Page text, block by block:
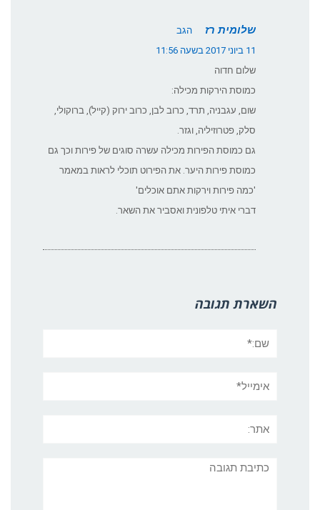
שלומית רז
הגב
11 ביוני 2017 בשעה 11:56
שלום חדוה
כמוסת הירקות מכילה:
שום, עגבניה, תרד, כרוב לבן, כרוב ירוק (קייל), ברוקולי,
סלק, פטרוזיליה, וגזר.
גם כמוסת הפירות מכילה עשרה סוגים של פירות וכך גם
כמוסת פירות היער. את הפירוט תוכלי לראות במאמר
'כמה פירות וירקות אתם אוכלים'
דברי איתי טלפונית ואסביר את השאר.
השארת תגובה
תגובה